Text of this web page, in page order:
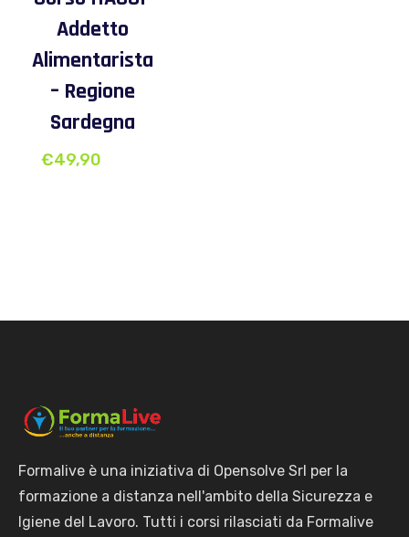
Addetto
Alimentarista
– Regione
Sardegna
€49,90
Formalive è una iniziativa di Opensolve Srl per la
formazione a distanza nell'ambito della Sicurezza e
Igiene del Lavoro. Tutti i corsi rilasciati da Formalive